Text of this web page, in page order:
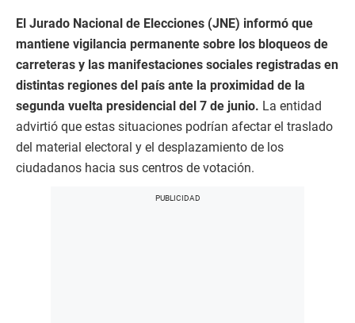
El Jurado Nacional de Elecciones (JNE) informó que
mantiene vigilancia permanente sobre los bloqueos de
carreteras y las manifestaciones sociales registradas en
distintas regiones del país ante la proximidad de la
segunda vuelta presidencial del 7 de junio. La entidad
advirtió que estas situaciones podrían afectar el traslado
del material electoral y el desplazamiento de los
ciudadanos hacia sus centros de votación.